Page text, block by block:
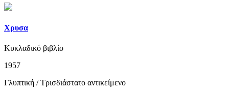
Χρυσα
Κυκλαδικό βιβλίο
1957
Γλυπτική / Τρισδιάστατο αντικείμενο